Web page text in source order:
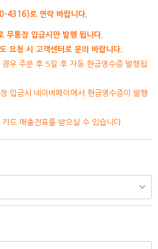
4316)로 연락 바랍니다.
무통장 입금시만 발행 됩니다.
요청 시 고객센터로 문의 바랍니다.
우 주문 후 5일 후 자동 현금영수증 발행됩
입금시 네이버페이에서 현금영수증이 발행
드 매출전표를 받으실 수 있습니다.